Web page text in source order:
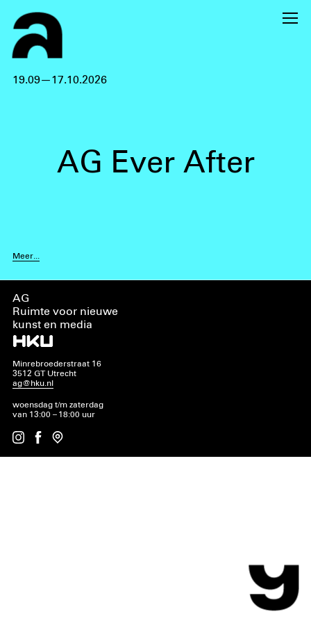
19.09—17.10.2026
AG Ever After
Meer...
AG
Ruimte voor nieuwe
kunst en media
Minrebroederstraat 16
3512 GT Utrecht
ag@hku.nl
woensdag t/m zaterdag
van 13:00 – 18:00 uur